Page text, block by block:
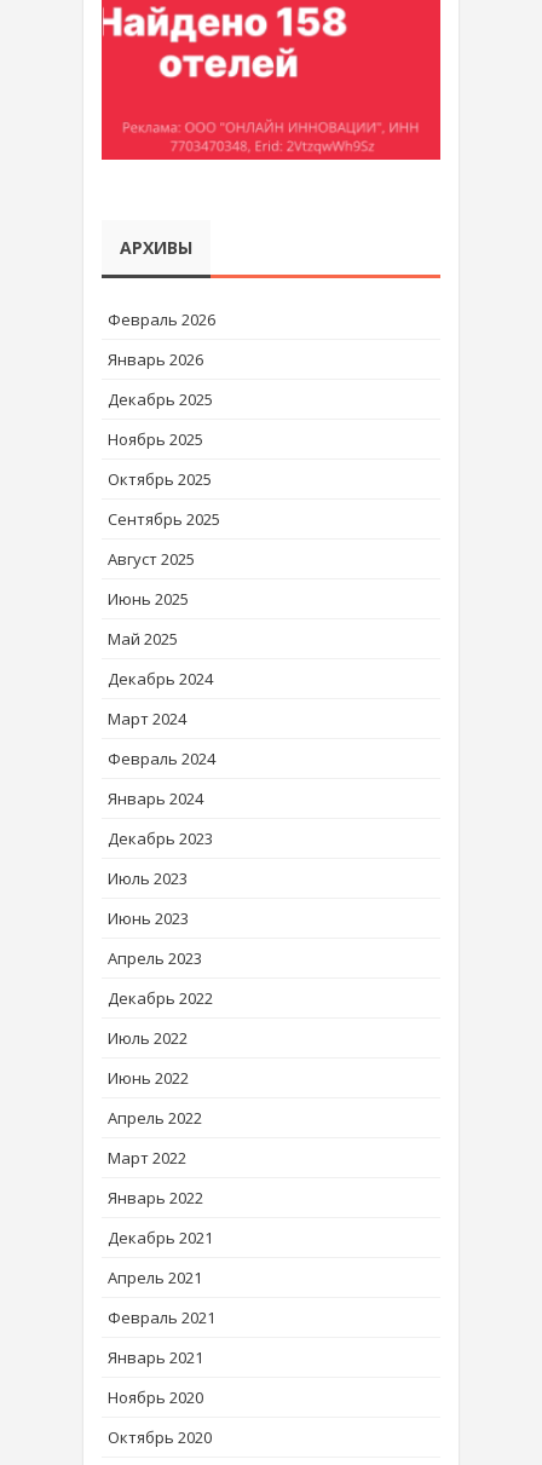
АРХИВЫ
Февраль 2026
Январь 2026
Декабрь 2025
Ноябрь 2025
Октябрь 2025
Сентябрь 2025
Август 2025
Июнь 2025
Май 2025
Декабрь 2024
Март 2024
Февраль 2024
Январь 2024
Декабрь 2023
Июль 2023
Июнь 2023
Апрель 2023
Декабрь 2022
Июль 2022
Июнь 2022
Апрель 2022
Март 2022
Январь 2022
Декабрь 2021
Апрель 2021
Февраль 2021
Январь 2021
Ноябрь 2020
Октябрь 2020